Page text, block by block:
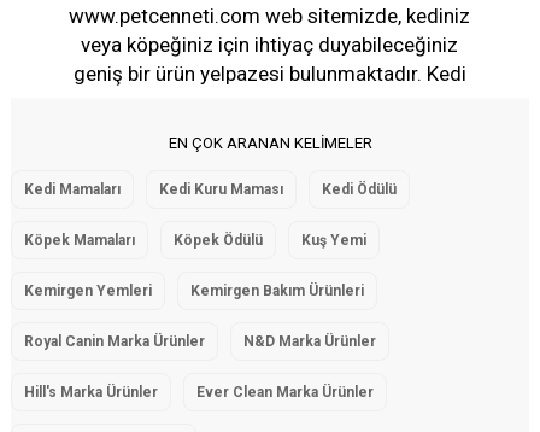
www.petcenneti.com web sitemizde, kediniz
veya köpeğiniz için ihtiyaç duyabileceğiniz
geniş bir ürün yelpazesi bulunmaktadır. Kedi
kedi ödülleri
ürünleri ve kedi vitaminleri yer almaktadır.
Köpek ürünleri ise köpek kuru maması,
ödülleri
köpek eğitim ürünlerive köpek
sunmaktadır.
olarak formüle edilmiş olan ürünlerimiz yüksek
EN ÇOK ARANAN KELİMELER
Kedi Mamaları Kedi Kuru Maması Kedi Ödülü
Köpek Mamaları Köpek Ödülü Kuş Yemi
Kemirgen Yemleri Kemirgen Bakım Ürünleri
Royal Canin Marka Ürünler N&D Marka Ürünler
Hill's Marka Ürünler Ever Clean Marka Ürünler